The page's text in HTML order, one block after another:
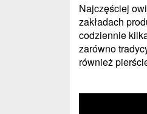
Najczęściej
zakładach
codziennie
zarówno
również